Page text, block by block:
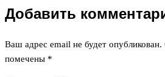
Добавить
Ваш адрес email не будет опубликован.
помечены *